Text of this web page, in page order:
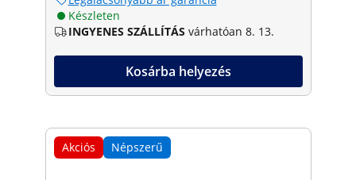
Készleten
INGYENES SZÁLLÍTÁS várhatóan 8. 13.
Kosárba helyezés
Akciós Népszerű